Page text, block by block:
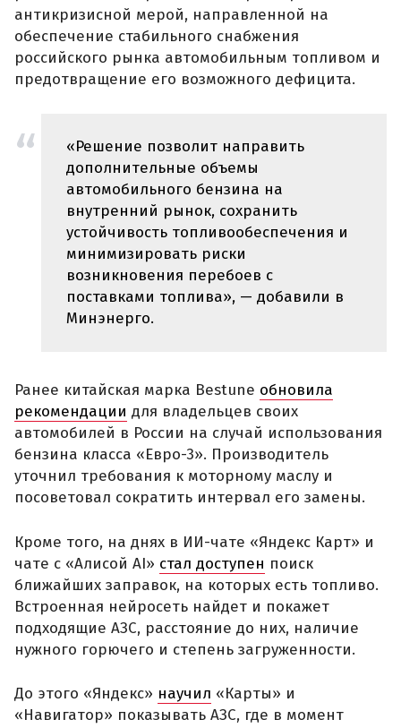
антикризисной мерой, направленной на
обеспечение стабильного снабжения
российского рынка автомобильным топливом и
предотвращение его возможного дефицита.
«Решение позволит направить
дополнительные объемы
автомобильного бензина на
внутренний рынок, сохранить
устойчивость топливообеспечения и
минимизировать риски
возникновения перебоев с
поставками топлива», — добавили в
Минэнерго.
Ранее китайская марка Bestune обновила
рекомендации для владельцев своих
автомобилей в России на случай использования
бензина класса «Евро-3». Производитель
уточнил требования к моторному маслу и
посоветовал сократить интервал его замены.
Кроме того, на днях в ИИ-чате «Яндекс Карт» и
чате с «Алисой AI» стал доступен поиск
ближайших заправок, на которых есть топливо.
Встроенная нейросеть найдет и покажет
подходящие АЗС, расстояние до них, наличие
нужного горючего и степень загруженности.
До этого «Яндекс» научил «Карты» и
«Навигатор» показывать АЗС, где в момент